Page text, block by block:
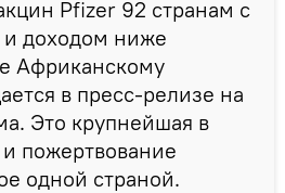
Pfizer 92 странам с
доходом ниже
Африканскому
в пресс-релизе на
Это крупнейшая в
пожертвование
одной страной.